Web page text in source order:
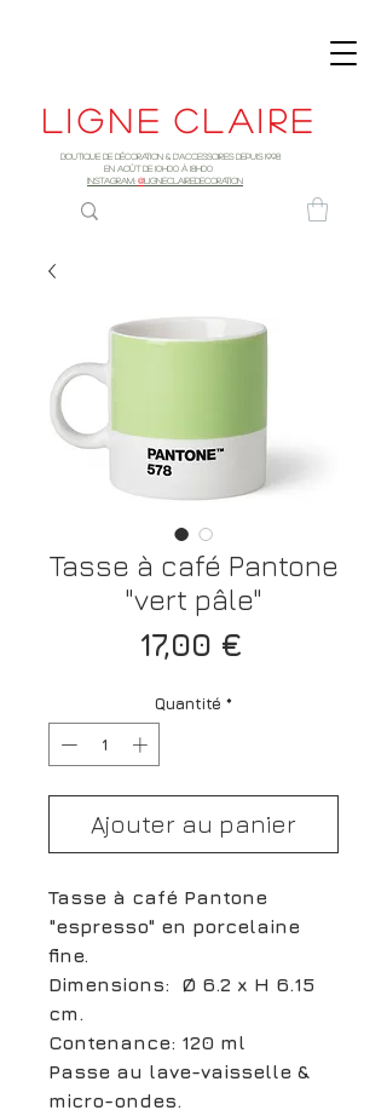
Ligne claire
Boutique de décoration & d'accessoires depuis 1998
EN AOûT DE 10h00 à 18H00
INSTAGRAM: @LIGNECLAIREDECORATION
Tasse à café Pantone
"vert pâle"
17,00 €Prix
Quantité *
Ajouter au panier
Tasse à café Pantone
"espresso" en porcelaine
fine.
Dimensions: Ø 6.2 x H 6.15
cm.
Contenance: 120 ml
Passe au lave-vaisselle &
micro-ondes.